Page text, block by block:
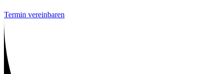
Termin vereinbaren